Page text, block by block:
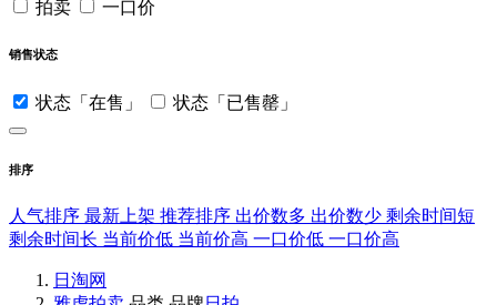
拍卖 一口价
销售状态
状态「在售」 状态「已售罄」
排序
人气排序 最新上架 推荐排序 出价数多 出价数少 剩余时间短
剩余时间长 当前价低 当前价高 一口价低 一口价高
日淘网